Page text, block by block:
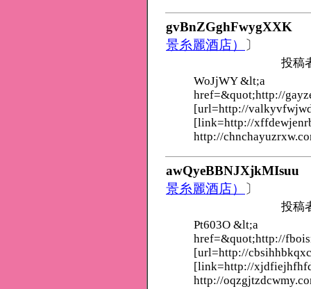
gvBnZGghFwygXXK
景糸麗酒店） 〕
投稿
WoJjWY &lt;a
href=&quot;http://
[url=http://
[link=http://
http://
awQyeBBNJXjkMIsuu
景糸麗酒店） 〕
投稿
Pt603O &lt;a
href=&quot;http://
[url=http://
[link=http://
http://